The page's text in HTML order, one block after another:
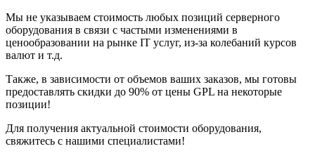
Мы не указываем стоимость любых позиций серверного
оборудования в связи с частыми изменениями в
ценообразовании на рынке IT услуг, из-за колебаний курсов
валют и т.д.
Также, в зависимости от объемов ваших заказов, мы готовы
предоставлять скидки до 90% от цены GPL на некоторые
позиции!
Для получения актуальной стоимости оборудования,
свяжитесь с нашими специалистами!